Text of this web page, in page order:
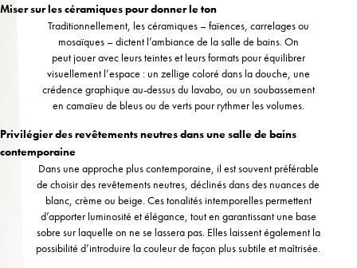
Miser sur les céramiques pour donner le ton
Traditionnellement, les céramiques – faïences, carrelages ou
mosaïques – dictent l’ambiance de la salle de bains. On
peut jouer avec leurs teintes et leurs formats pour équilibrer
visuellement l’espace : un zellige coloré dans la douche, une
crédence graphique au-dessus du lavabo, ou un soubassement
en camaïeu de bleus ou de verts pour rythmer les volumes.
Privilégier des revêtements neutres dans une salle de bains
contemporaine
Dans une approche plus contemporaine, il est souvent préférable
de choisir des revêtements neutres, déclinés dans des nuances de
blanc, crème ou beige. Ces tonalités intemporelles permettent
d’apporter luminosité et élégance, tout en garantissant une base
sobre sur laquelle on ne se lassera pas. Elles laissent également la
possibilité d’introduire la couleur de façon plus subtile et maîtrisée.